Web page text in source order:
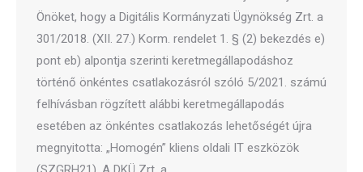
Önöket, hogy a Digitális Kormányzati Ügynökség Zrt. a
301/2018. (XII. 27.) Korm. rendelet 1. § (2) bekezdés e)
pont eb) alpontja szerinti keretmegállapodáshoz
történő önkéntes csatlakozásról szóló 5/2021. számú
felhívásban rögzített alábbi keretmegállapodás
esetében az önkéntes csatlakozás lehetőségét újra
megnyitotta: „Homogén” kliens oldali IT eszközök